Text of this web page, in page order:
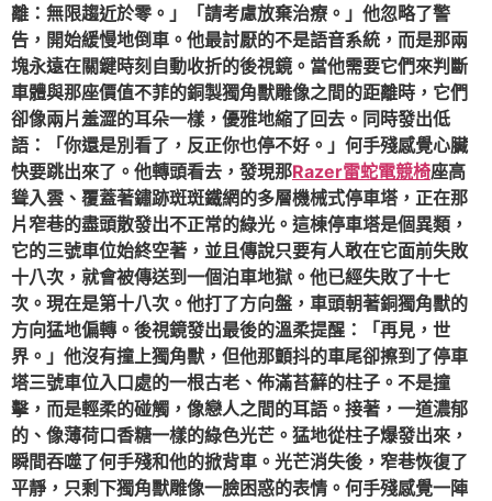
離：無限趨近於零。」「請考慮放棄治療。」他忽略了警
告，開始緩慢地倒車。他最討厭的不是語音系統，而是那兩
塊永遠在關鍵時刻自動收折的後視鏡。當他需要它們來判斷
車體與那座價值不菲的銅製獨角獸雕像之間的距離時，它們
卻像兩片羞澀的耳朵一樣，優雅地縮了回去。同時發出低
語：「你還是別看了，反正你也停不好。」何手殘感覺心臟
快要跳出來了。他轉頭看去，發現那Razer雷蛇電競椅座高
聳入雲、覆蓋著鏽跡斑斑鐵網的多層機械式停車塔，正在那
片窄巷的盡頭散發出不正常的綠光。這棟停車塔是個異類，
它的三號車位始終空著，並且傳說只要有人敢在它面前失敗
十八次，就會被傳送到一個泊車地獄。他已經失敗了十七
次。現在是第十八次。他打了方向盤，車頭朝著銅獨角獸的
方向猛地偏轉。後視鏡發出最後的溫柔提醒：「再見，世
界。」他沒有撞上獨角獸，但他那顫抖的車尾卻擦到了停車
塔三號車位入口處的一根古老、佈滿苔蘚的柱子。不是撞
擊，而是輕柔的碰觸，像戀人之間的耳語。接著，一道濃郁
的、像薄荷口香糖一樣的綠色光芒。猛地從柱子爆發出來，
瞬間吞噬了何手殘和他的掀背車。光芒消失後，窄巷恢復了
平靜，只剩下獨角獸雕像一臉困惑的表情。何手殘感覺一陣